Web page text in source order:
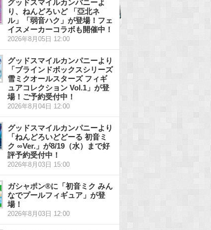
グッドスマイルカンパニーよ
り、ねんどろいど 「亞北ネ
ル」「弱音ハク」が登場！フェ
イスメーカーコラボも開催中！
2026年8月05日 12:00
グッドスマイルカンパニーより
「ブラインドボックスシリーズ
雪ミクオールスターズ フィギ
ュアコレクション Vol.1」が登
場！ご予約受付中！
2026年8月04日 12:00
グッドスマイルカンパニーより
「ねんどろいどどーる 初音ミ
ク ∞Ver.」が8/19（水）まで好
評予約受付中！
2026年8月03日 15:00
ガシャポン®に「初音ミク みん
なでプールフィギュア」が登
場！
2026年8月03日 12:00